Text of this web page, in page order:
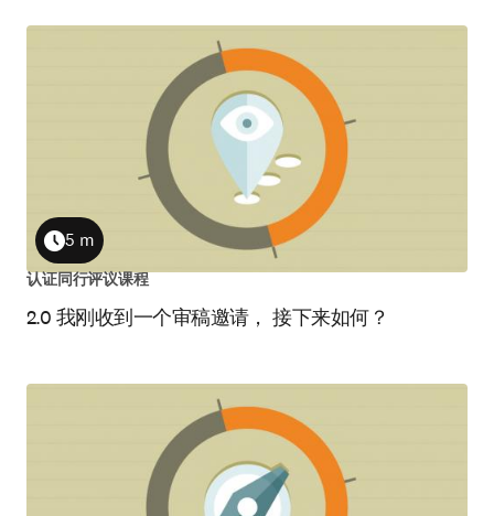
2.0 我刚收到一个审稿邀请， 接下来如何？
Duration
5 m
认证同行评议课程